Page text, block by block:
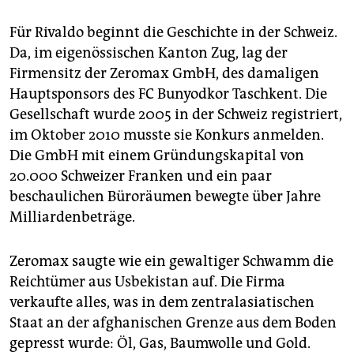
Für Rivaldo beginnt die Geschichte in der Schweiz.
Da, im eigenössischen Kanton Zug, lag der
Firmensitz der Zeromax GmbH, des damaligen
Hauptsponsors des FC Bunyodkor Taschkent. Die
Gesellschaft wurde 2005 in der Schweiz registriert,
im Oktober 2010 musste sie Konkurs anmelden.
Die GmbH mit einem Gründungskapital von
20.000 Schweizer Franken und ein paar
beschaulichen Büroräumen bewegte über Jahre
Milliardenbeträge.
Zeromax saugte wie ein gewaltiger Schwamm die
Reichtümer aus Usbekistan auf. Die Firma
verkaufte alles, was in dem zentralasiatischen
Staat an der afghanischen Grenze aus dem Boden
gepresst wurde: Öl, Gas, Baumwolle und Gold.